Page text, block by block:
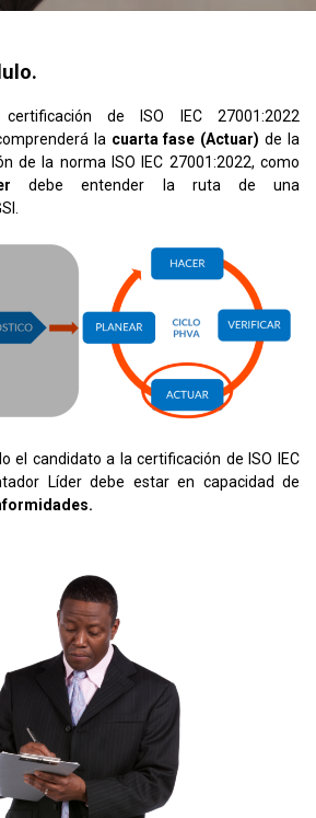
de ISO IEC 27001:2022
la cuarta fase (Actuar) de la
de la norma ISO IEC 27001:2022, como
debe entender la ruta de una
el candidato a la certificación de ISO IEC
Líder debe estar en capacidad de